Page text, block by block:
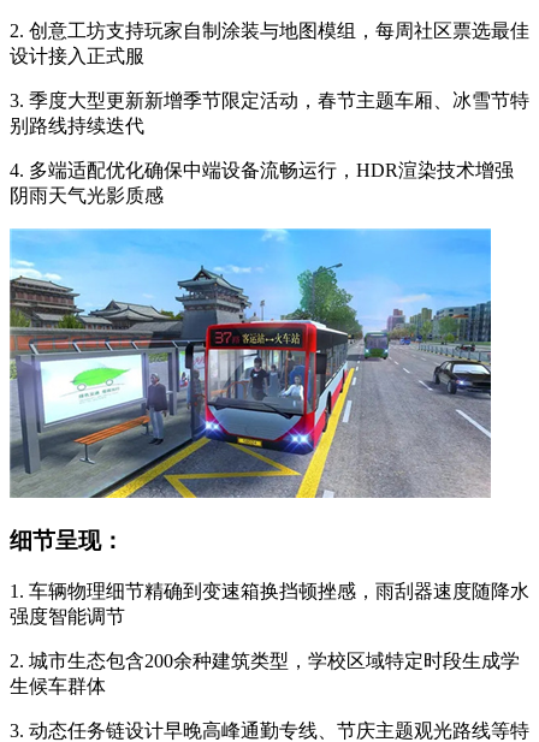
2. 创意工坊支持玩家自制涂装与地图模组，每周社区票选最佳
设计接入正式服
3. 季度大型更新新增季节限定活动，春节主题车厢、冰雪节特
别路线持续迭代
4. 多端适配优化确保中端设备流畅运行，HDR渲染技术增强
阴雨天气光影质感
细节呈现：
1. 车辆物理细节精确到变速箱换挡顿挫感，雨刮器速度随降水
强度智能调节
2. 城市生态包含200余种建筑类型，学校区域特定时段生成学
生候车群体
3. 动态任务链设计早晚高峰通勤专线、节庆主题观光路线等特